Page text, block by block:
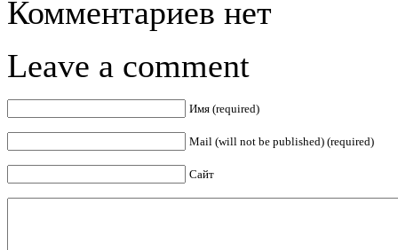
Комментариев нет
Leave a comment
Имя (required)
Mail (will not be published) (required)
Сайт